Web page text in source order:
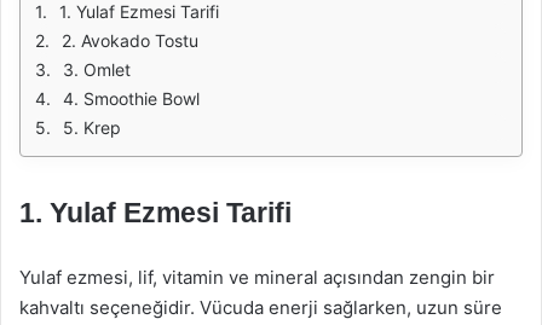
1. Yulaf Ezmesi Tarifi
2. Avokado Tostu
3. Omlet
4. Smoothie Bowl
5. Krep
1. Yulaf Ezmesi Tarifi
Yulaf ezmesi, lif, vitamin ve mineral açısından zengin bir
kahvaltı seçeneğidir. Vücuda enerji sağlarken, uzun süre